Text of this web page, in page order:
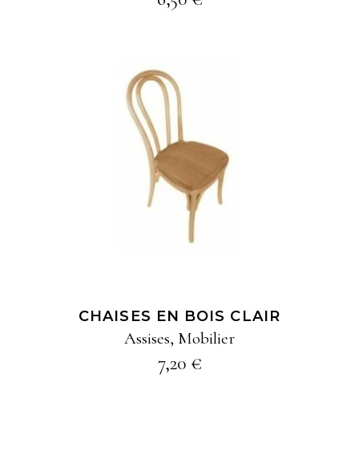
AJOUTER À MA
SÉLECTION
CHAISES EN BOIS CLAIR
Assises, Mobilier
7,20 €